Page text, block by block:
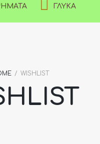
ΓΛΥΚΆ
/ WISHLIST